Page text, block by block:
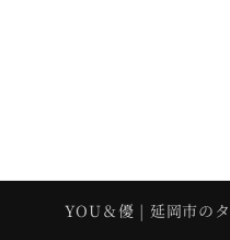
YOU＆優 | 延岡市の